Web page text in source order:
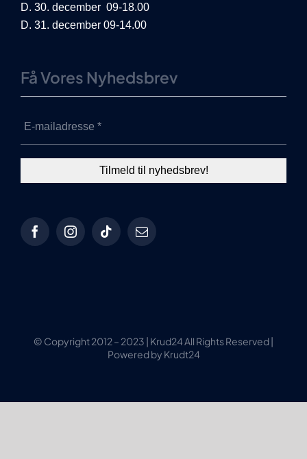
D. 30. december 09-18.00
D. 31. december 09-14.00
Få Vores Nyhedsbrev
© Copyright 2012 – 2023 | Krud24 All Rights Reserved |
Powered by Krudt24